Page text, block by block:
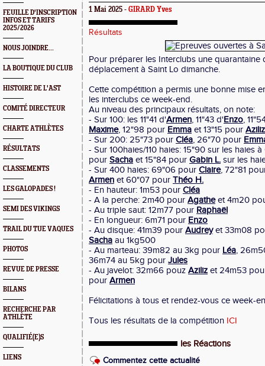
FEUILLE D'INSCRIPTION
INFOS ET TARIFS
2025/2026
NOUS JOINDRE...
LA BOUTIQUE DU CLUB
HISTOIRE DE L'AST
COMITÉ DIRECTEUR
CHARTE ATHLÈTES
RÉSULTATS
CLASSEMENTS
LES GALOPADES !
SEMI DES VIKINGS
TRAIL DU TUE VAQUES
PHOTOS
REVUE DE PRESSE
BILANS
RECHERCHE PAR
ATHLÈTE
QUALIFIÉ(E)S
LIENS
1 Mai 2025 - GIRARD Yves
Résultats
Pour préparer les Interclubs une quarantaine
déplacement à Saint Lo dimanche.
Cette compétition a permis une bonne mise
les interclubs ce week-end.
Au niveau des principaux résultats, on note:
- Sur 100: les 11"41 d'Armen, 11"43 d'Enzo,
Maxime, 12"98 pour Emma et 13"15 pour Aziliz
- Sur 200: 25"73 pour Cléa, 26"70 pour
- Sur 100haies/110 haies: 15"90 sur les haies
pour Sacha et 15"84 pour Gabin L. sur les
- Sur 400 haies: 69"06 pour Claire, 72"81
Armen et 60"07 pour Théo H.
- En hauteur: 1m53 pour Cléa
- A la perche: 2m40 pour Agatheet 4m20
- Au triple saut: 12m77 pour Raphaël
- En longueur: 6m71 pour Enzo
- Au disque: 41m39 pour Audreyet 33m08
Sacha au 1kg500
- Au marteau: 39m82 au 3kg pour Léa,
36m74 au 5kg pour Jules
- Au javelot: 32m66 pouz Aziliz et 24m53
pour Armen
Félicitations à tous et rendez-vous ce week-
Tous les résultats de la compétition ICI
les Réactions
Commentez cette actualité